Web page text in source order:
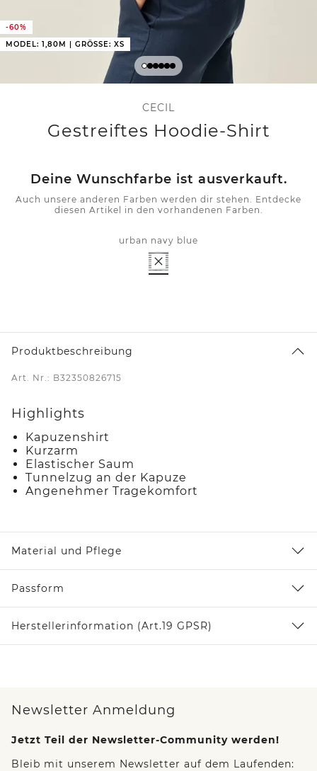
-60%
MODEL: 1,80M | GRÖSSE: XS
CECIL
Gestreiftes Hoodie-Shirt
Deine Wunschfarbe ist ausverkauft.
Auch unsere anderen Farben werden dir stehen. Entdecke
diesen Artikel in den vorhandenen Farben.
urban navy blue
Produktbeschreibung
Art. Nr.: B32350826715
Highlights
Kapuzenshirt
Kurzarm
Elastischer Saum
Tunnelzug an der Kapuze
Angenehmer Tragekomfort
Material und Pflege
Passform
Herstellerinformation (Art.19 GPSR)
Newsletter Anmeldung
Jetzt Teil der Newsletter-Community werden!
Bleib mit unserem Newsletter auf dem Laufenden: